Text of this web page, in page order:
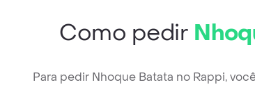
Como pedir
Para pedir Nhoque Batata no Rappi,